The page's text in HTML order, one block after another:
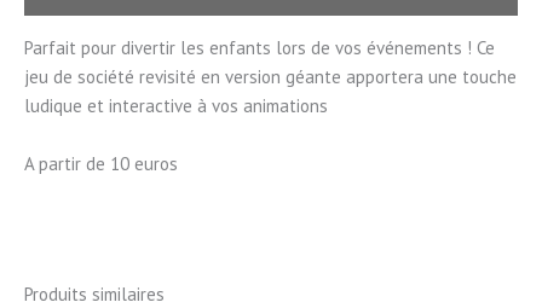
Parfait pour divertir les enfants lors de vos événements ! Ce
jeu de société revisité en version géante apportera une touche
ludique et interactive à vos animations
A partir de 10 euros
Produits similaires